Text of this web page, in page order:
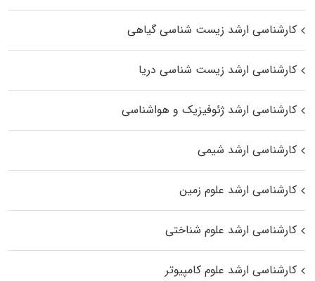
کارشناسی ارشد زیست‌ شناسی گیاهی
کارشناسی ارشد زیست‌ شناسی دریا
کارشناسی ارشد ژئوفیزیک و هواشناسی
کارشناسی ارشد شیمی
کارشناسی ارشد علوم زمین
کارشناسی ارشد علوم شناختی
کارشناسی ارشد علوم کامپیوتر